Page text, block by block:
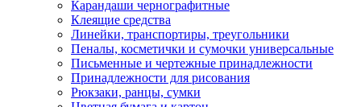
Карандаши чернографитные
Клеящие средства
Линейки, транспортиры, треугольники
Пеналы, косметички и сумочки универсальные
Письменные и чертежные принадлежности
Принадлежности для рисования
Рюкзаки, ранцы, сумки